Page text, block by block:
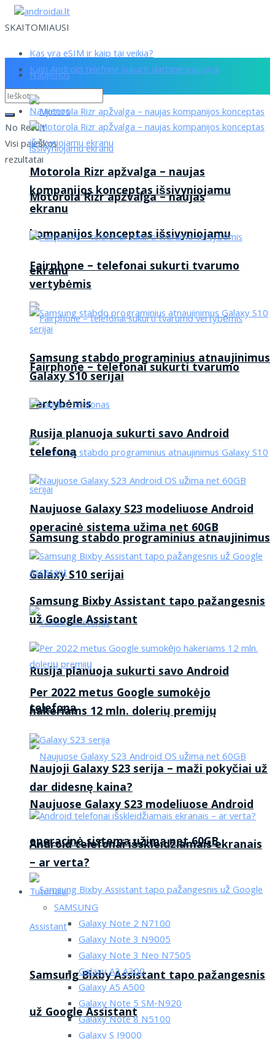
SKAITOMIAUSI
Kas yra eSIM ir kaip tai veikia?
Kaip Android telefone sukurti darbinę paskyrą
No Result
Visi paieškos
rezultatai
Naujienos
Motorola Rizr apžvalga – naujas
kompanijos konceptas išsivyniojamu
ekranu
Fairphone – telefonai sukurti tvarumo
vertybėmis
Samsung stabdo programinius atnaujinimus
Galaxy S10 serijai
Rusija planuoja sukurti savo Android
telefoną
Naujuose Galaxy S23 modeliuose Android
operacinė sistema užima net 60GB
Samsung Bixby Assistant tapo pažangesnis
už Google Assistant
Naujienos
Motorola Rizr apžvalga – naujas
kompanijos konceptas išsivyniojamu
ekranu
Fairphone – telefonai sukurti tvarumo
vertybėmis
Samsung stabdo programinius atnaujinimus
Galaxy S10 serijai
Rusija planuoja sukurti savo Android
telefoną
Naujuose Galaxy S23 modeliuose Android
operacinė sistema užima net 60GB
Samsung Bixby Assistant tapo pažangesnis
už Google Assistant
Per 2022 metus Google sumokėjo
hakeriams 12 mln. dolerių premijų
Naujoji Galaxy S23 serija – maži pokyčiai už
dar didesnę kaina?
Android telefonai išskleidžiamais ekranais
– ar verta?
Tutorialai
SAMSUNG
Galaxy Note 2 N7100
Galaxy Note 3 N9005
Galaxy Note 3 Neo N7505
Galaxy A3 A300
Galaxy A5 A500
Galaxy Note 5 SM-N920
Galaxy Note 8 N5100